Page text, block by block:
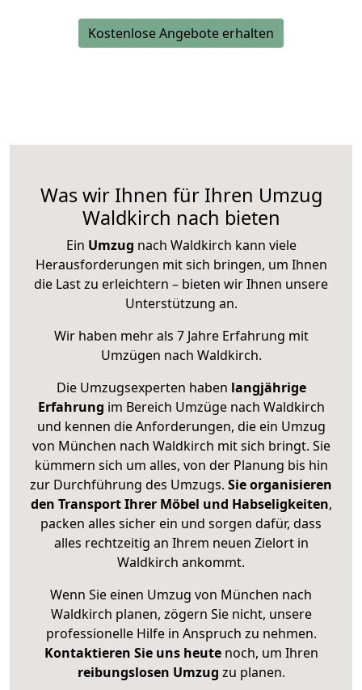
Kostenlose Angebote erhalten
Was wir Ihnen für Ihren Umzug
Waldkirch nach bieten
Ein Umzug nach Waldkirch kann viele
Herausforderungen mit sich bringen, um Ihnen
die Last zu erleichtern – bieten wir Ihnen unsere
Unterstützung an.
Wir haben mehr als 7 Jahre Erfahrung mit
Umzügen nach Waldkirch.
Die Umzugsexperten haben langjährige
Erfahrung im Bereich Umzüge nach Waldkirch
und kennen die Anforderungen, die ein Umzug
von München nach Waldkirch mit sich bringt. Sie
kümmern sich um alles, von der Planung bis hin
zur Durchführung des Umzugs. Sie organisieren
den Transport Ihrer Möbel und Habseligkeiten,
packen alles sicher ein und sorgen dafür, dass
alles rechtzeitig an Ihrem neuen Zielort in
Waldkirch ankommt.
Wenn Sie einen Umzug von München nach
Waldkirch planen, zögern Sie nicht, unsere
professionelle Hilfe in Anspruch zu nehmen.
Kontaktieren Sie uns heutenoch, um Ihren
reibungslosen Umzug zu planen.